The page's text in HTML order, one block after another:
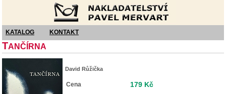
KATALOG KONTAKT
TANČÍRNA
David Růžička
Cena 179 Kč